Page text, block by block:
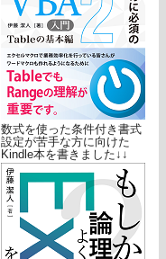
数式を使った条件付き書式
設定が苦手な方に向けた
Kindle本を書きました↓↓